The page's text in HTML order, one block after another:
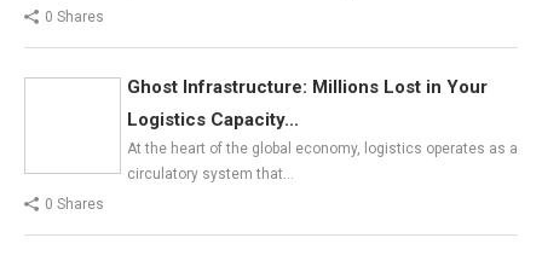
0 Shares
Ghost Infrastructure: Millions Lost in Your
Logistics Capacity...
At the heart of the global economy, logistics operates as a
circulatory system that…
0 Shares